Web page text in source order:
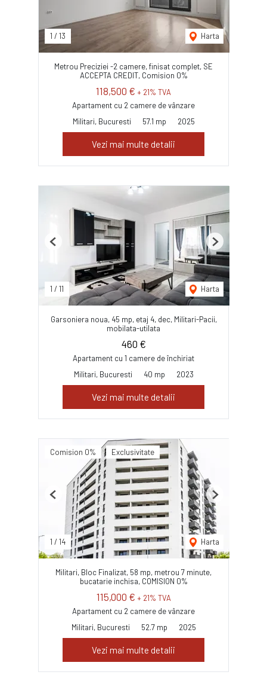
1 / 13 Harta
Metrou Preciziei -2 camere, finisat complet, SE
ACCEPTA CREDIT, Comision 0%
118,500 € + 21% TVA
Apartament cu 2 camere de vânzare
Militari, Bucuresti
57.1 mp 2025
Vezi mai multe detalii
1 / 11 Harta
Previous Next
Garsoniera noua, 45 mp, etaj 4, dec, Militari-Pacii,
mobilata-utilata
460 €
Apartament cu 1 camere de închiriat
Militari, Bucuresti
40 mp 2023
Vezi mai multe detalii
Comision 0% Exclusivitate
1 / 14 Harta
Previous Next
Militari, Bloc Finalizat, 58 mp, metrou 7 minute,
bucatarie inchisa, COMISION 0%
115,000 € + 21% TVA
Apartament cu 2 camere de vânzare
Militari, Bucuresti
52.7 mp 2025
Vezi mai multe detalii